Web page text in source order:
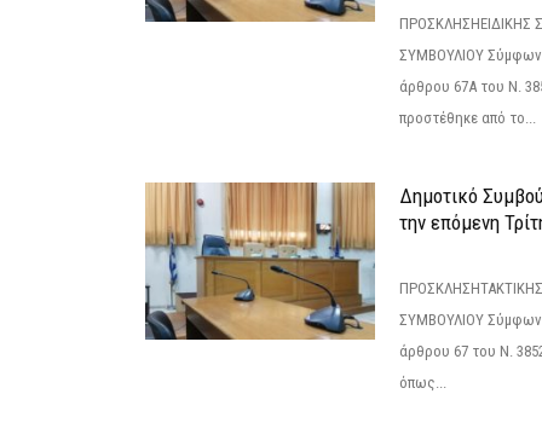
ΠΡΟΣΚΛΗΣΗΕΙΔΙΚΗΣ
ΣΥΜΒΟΥΛΙΟΥ
άρθρου 67Α του Ν.
προστέθηκε από το...
Δημοτικό
την επόμενη
ΣΥΜΒΟΥΛΙΟΥ
άρθρου 67 του Ν.
όπως...